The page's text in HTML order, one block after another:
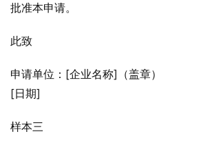
批准本申请。
此致
申请单位：[企业名称]（盖章）
[日期]
样本三